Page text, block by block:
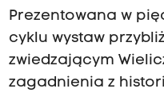
Prezentowana w
cyklu wystaw
zwiedzającym
zagadnienia z